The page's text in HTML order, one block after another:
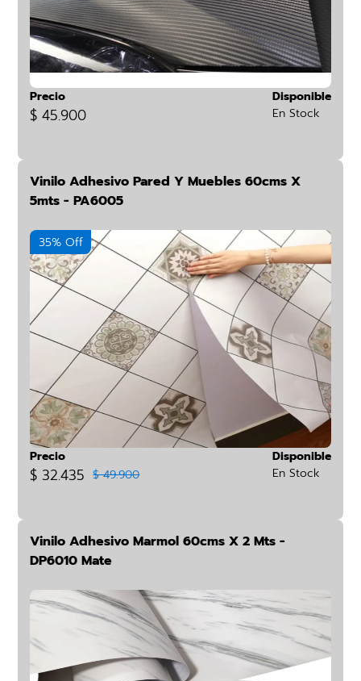
Precio
$ 45.900
Disponible
En Stock
Vinilo Adhesivo Pared Y Muebles 60cms X
5mts - PA6005
35% Off
Precio
$ 32.435 $ 49.900
Disponible
En Stock
Vinilo Adhesivo Marmol 60cms X 2 Mts -
DP6010 Mate